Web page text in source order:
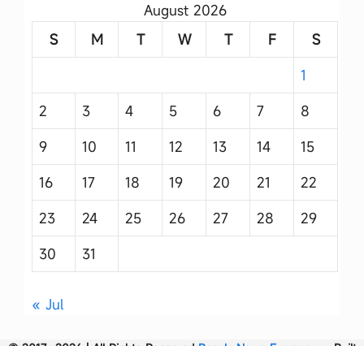
August 2026
S
M T W T F
S
1
2
3 4 5 6 7
8
9
10 11 12 13 14
15
16
17 18 19 20 21
22
23
24 25 26 27 28
29
30
31
« Jul